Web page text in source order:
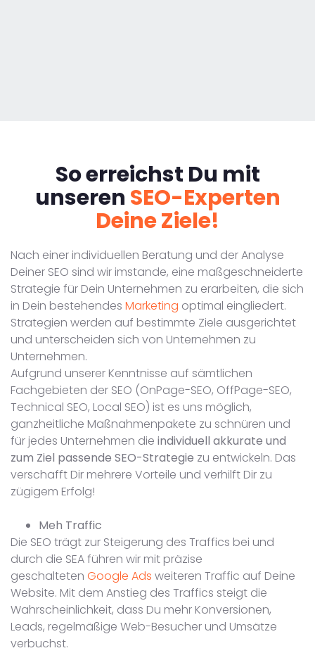
So erreichst Du mit
unseren SEO-Experten
Deine Ziele!
Nach einer individuellen Beratung und der Analyse
Deiner SEO sind wir imstande, eine maßgeschneiderte
Strategie für Dein Unternehmen zu erarbeiten, die sich
in Dein bestehendes Marketing optimal eingliedert.
Strategien werden auf bestimmte Ziele ausgerichtet
und unterscheiden sich von Unternehmen zu
Unternehmen.
Aufgrund unserer Kenntnisse auf sämtlichen
Fachgebieten der SEO (OnPage-SEO, OffPage-SEO,
Technical SEO, Local SEO) ist es uns möglich,
ganzheitliche Maßnahmenpakete zu schnüren und
für jedes Unternehmen die individuell akkurate und
zum Ziel passende SEO-Strategie zu entwickeln. Das
verschafft Dir mehrere Vorteile und verhilft Dir zu
zügigem Erfolg!
Meh Traffic
Die SEO trägt zur Steigerung des Traffics bei und
durch die SEA führen wir mit präzise
geschalteten Google Ads weiteren Traffic auf Deine
Website. Mit dem Anstieg des Traffics steigt die
Wahrscheinlichkeit, dass Du mehr Konversionen,
Leads, regelmäßige Web-Besucher und Umsätze
verbuchst.